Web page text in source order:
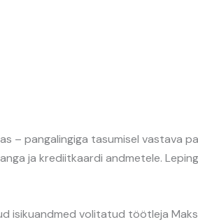
– pangalingiga tasumisel vastava
ja krediitkaardi andmetele.
isikuandmed volitatud töötleja